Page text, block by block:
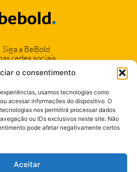
o consentimento
usamos tecnologias como
acessar informações do dispositivo. O
nos permitirá processar dados
ou IDs exclusivos neste site. Não
pode afetar negativamente certos
Aceitar
Siga a BeBold
redes sociais
94042-1222
99106-6424
Seja nosso Cliente